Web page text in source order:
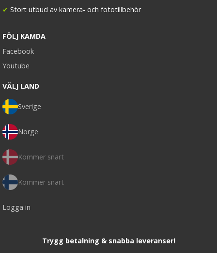
✔ Stort utbud av kamera- och fototillbehör
FÖLJ KAMDA
Facebook
Youtube
VÄLJ LAND
Sverige
Norge
Kommer snart
Kommer snart
Logga in
Trygg betalning & snabba leveranser!